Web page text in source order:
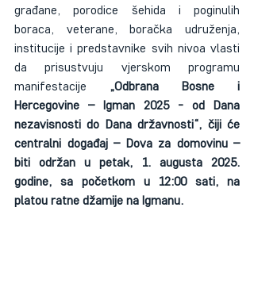
građane, porodice šehida i poginulih
boraca, veterane, boračka udruženja,
institucije i predstavnike svih nivoa vlasti
da prisustvuju vjerskom programu
manifestacije „Odbrana Bosne i
Hercegovine – Igman 2025 - od Dana
nezavisnosti do Dana državnosti“, čiji će
centralni događaj – Dova za domovinu –
biti održan u petak, 1. augusta 2025.
godine, sa početkom u 12:00 sati, na
platou ratne džamije na Igmanu.